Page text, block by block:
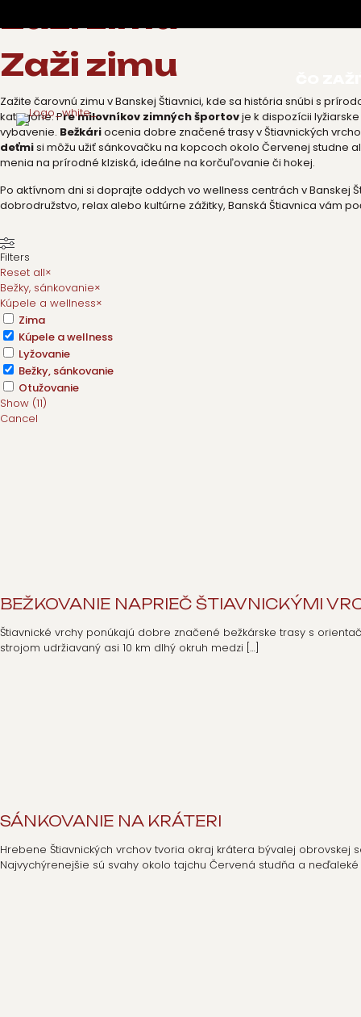
Zaži zimu
Zažite čarovnú zimu v Banskej Štiavnici, kde sa história snúbi s
kategórie. Pre milovníkov zimných športovje k dispozícii
vybavenie. Bežkáriocenia dobre značené trasy v Štiavnických
deťmisi môžu užiť sánkovačku na kopcoch okolo Červenej studne
menia na prírodné klziská, ideálne na korčuľovanie či hokej.
Po aktívnom dni si doprajte oddych vo wellness centrách v
dobrodružstvo, relax alebo kultúrne zážitky, Banská Štiavnica vám
Filters
Reset all×
Bežky, sánkovanie×
Kúpele a wellness×
Zima
Kúpele a wellness
Lyžovanie
Bežky, sánkovanie
Otužovanie
Show (11)
Cancel
BEŽKOVANIE NAPRIEČ ŠTIAVNICKÝMI
Štiavnické vrchy ponúkajú dobre značené bežkárske trasy s
strojom udržiavaný asi 10 km dlhý okruh medzi […]
SÁNKOVANIE NA KRÁTERI
Hrebene Štiavnických vrchov tvoria okraj krátera bývalej obrovskej
Najvychýrenejšie sú svahy okolo tajchu Červená studňa a neďaleké